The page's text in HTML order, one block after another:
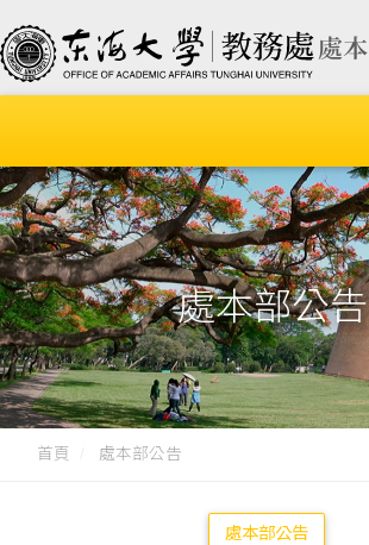
處本部公告
首頁 處本部公告
處本部公告